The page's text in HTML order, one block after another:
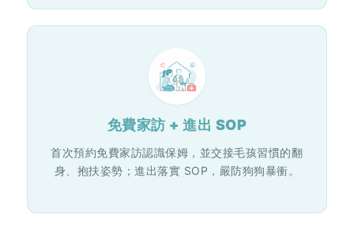
免費家訪 + 進出 SOP
首次預約免費家訪認識保姆，並交接毛孩習慣的翻
身、抱扶姿勢；進出落實 SOP，嚴防狗狗暴衝。